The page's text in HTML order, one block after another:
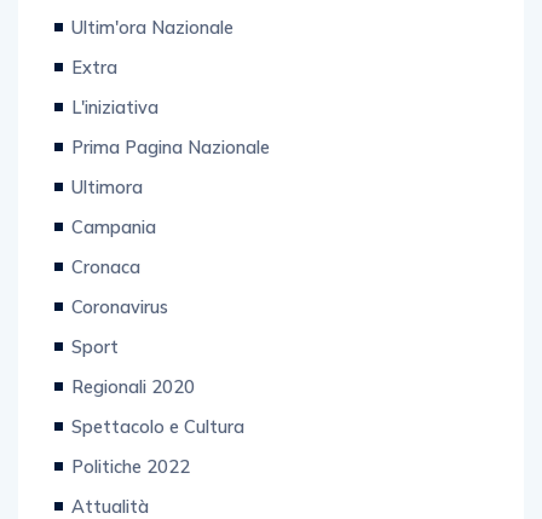
Ultim'ora Nazionale
Extra
L'iniziativa
Prima Pagina Nazionale
Ultimora
Campania
Cronaca
Coronavirus
Sport
Regionali 2020
Spettacolo e Cultura
Politiche 2022
Attualità